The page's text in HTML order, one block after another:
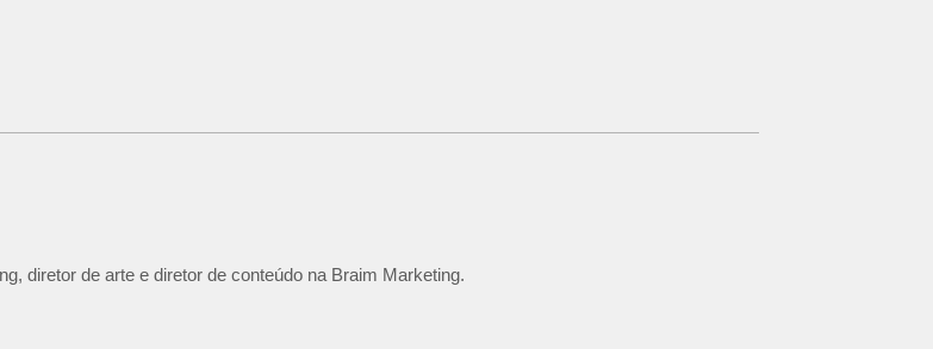
diretor de arte e diretor de conteúdo na Braim Marketing.